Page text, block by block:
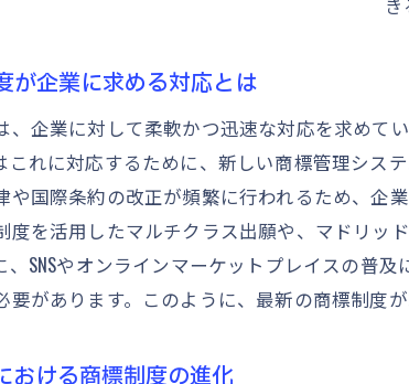
商標活用
商標によ
商標を通
商標を活
商標戦略
が企業に求める対応とは
、企業に対して柔軟かつ迅速な対応を求めて
これに対応するために、新しい商標管理シス
や国際条約の改正が頻繁に行われるため、企
度を活用したマルチクラス出願や、マドリッ
、SNSやオンラインマーケットプレイスの普
要があります。このように、最新の商標制度
おける商標制度の進化